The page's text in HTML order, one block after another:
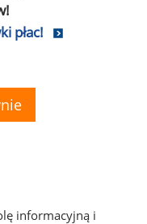
płac!
informacyjną i